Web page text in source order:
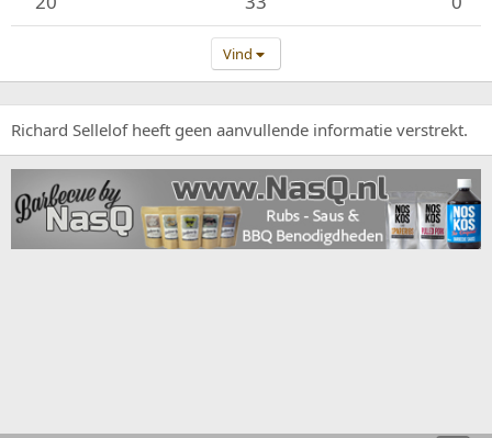
Vind
Richard Sellelof heeft geen aanvullende informatie verstrekt.